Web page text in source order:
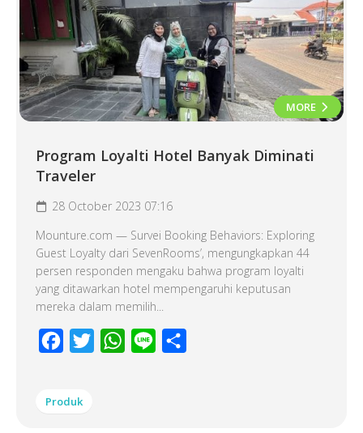
MORE
Program Loyalti Hotel Banyak Diminati
Traveler
28 October 2023 07:16
Mounture.com — Survei Booking Behaviors: Exploring
Guest Loyalty dari SevenRooms’, mengungkapkan 44
persen responden mengaku bahwa program loyalti
yang ditawarkan hotel mempengaruhi keputusan
mereka dalam memilih...
Facebook
Twitter WhatsApp
Line
Produk